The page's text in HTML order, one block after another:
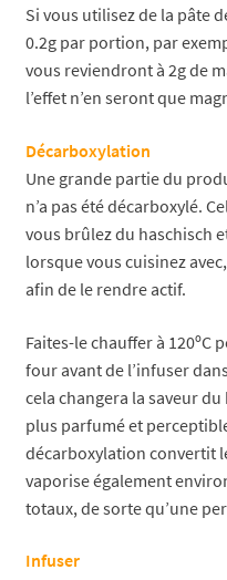
Si vous utilisez de la pâte
0.2g par portion, par
vous reviendront à 2g de
l’effet n’en seront que
Décarboxylation
Une grande partie du
n’a pas été décarboxylé.
vous brûlez du haschisch
lorsque vous cuisinez
afin de le rendre actif.
Faites-le chauffer à 120ºC
four avant de l’infuser
cela changera la saveur
plus parfumé et
décarboxylation convertit
vaporise également
totaux, de sorte qu’une
Infuser